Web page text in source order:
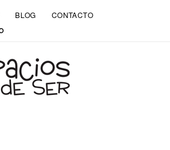
BLOG
CONTACTO